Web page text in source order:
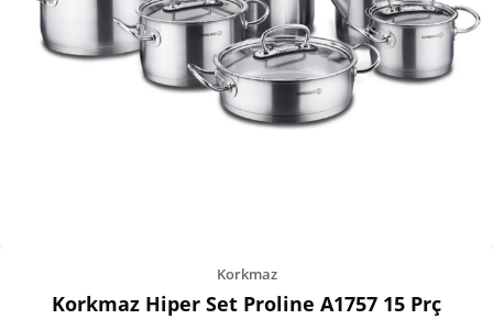
Kişisel Bakım
Züccaciye
Ev Tekstili
Korkmaz
Korkmaz Hiper Set Proline A1757 15 Prç